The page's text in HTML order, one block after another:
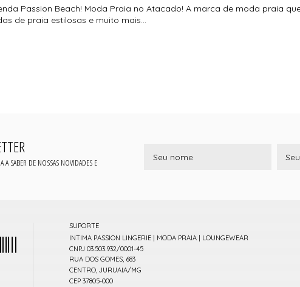
Passion Beach! Moda Praia no Atacado! A marca de moda praia
de praia estilosas e muito mais...
A SABER DE NOSSAS NOVIDADES E
SUPORTE
INTIMA PASSION LINGERIE | MODA PRAIA | LOUNGEWEAR
CNPJ 03.503.932/0001-45
RUA DOS GOMES, 683
CENTRO, JURUAIA/MG
CEP 37805-000